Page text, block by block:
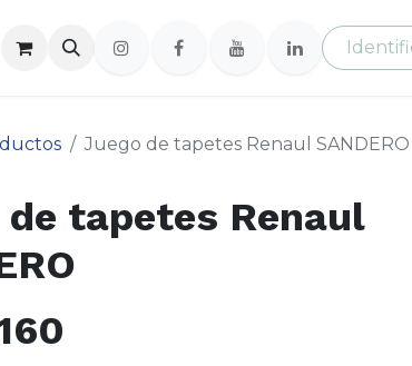
Juego de tapetes Renaul SANDERO
de tapetes Renaul